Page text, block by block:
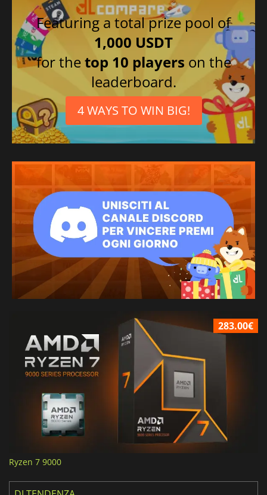
Featuring a total prize pool of
1,000 USDT
for thetop 10 players on the
leaderboard.
4 WAYS TO WIN BIG!
283.00€
Ryzen 7 9000